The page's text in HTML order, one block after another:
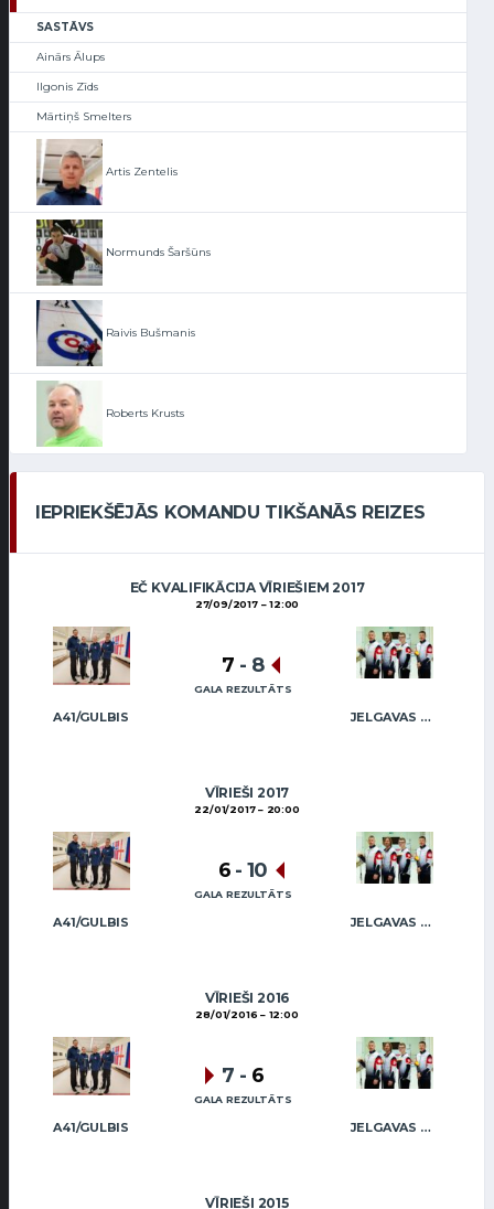
SASTĀVS
Ainārs Ālups
Ilgonis Zīds
Mārtiņš Smelters
Artis Zentelis
Normunds Šaršūns
Raivis Bušmanis
Roberts Krusts
IEPRIEKŠĒJĀS KOMANDU TIKŠANĀS REIZES
EČ KVALIFIKĀCIJA VĪRIEŠIEM 2017
27/09/2017 12:00
A41/GULBIS JELGAVAS MAIZNIEKS
7 - 8
GALA REZULTĀTS
VĪRIEŠI 2017
22/01/2017 20:00
A41/GULBIS JELGAVAS MAIZNIEKS
6 - 10
GALA REZULTĀTS
VĪRIEŠI 2016
28/01/2016 12:00
A41/GULBIS JELGAVAS MAIZNIEKS
7 - 6
GALA REZULTĀTS
VĪRIEŠI 2015